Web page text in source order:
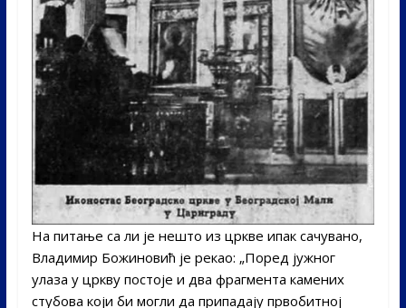
На питање са ли је нешто из цркве ипак сачувано,
Владимир Божиновић је рекао: „Поред јужног
улаза у цркву постоје и два фрагмента камених
стубова који би могли да припадају првобитној